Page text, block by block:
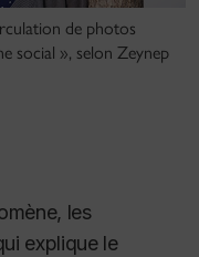
de photos
social », selon Zeynep
les
explique le